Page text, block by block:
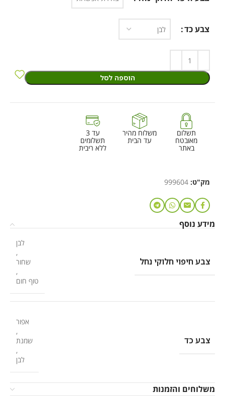
צבע כד
הוספה לסל
תשלום
מאובטח
באתר
משלוח מהיר
עד הבית
עד 3
תשלומים
ללא ריבית
מק"ט: 999604
מידע נוסף
צבע חיפוי חלוקי נחל
לבן
,
שחור
,
טוף חום
צבע כד
אפור
,
שמנת
,
לבן
משלוחים והזמנות